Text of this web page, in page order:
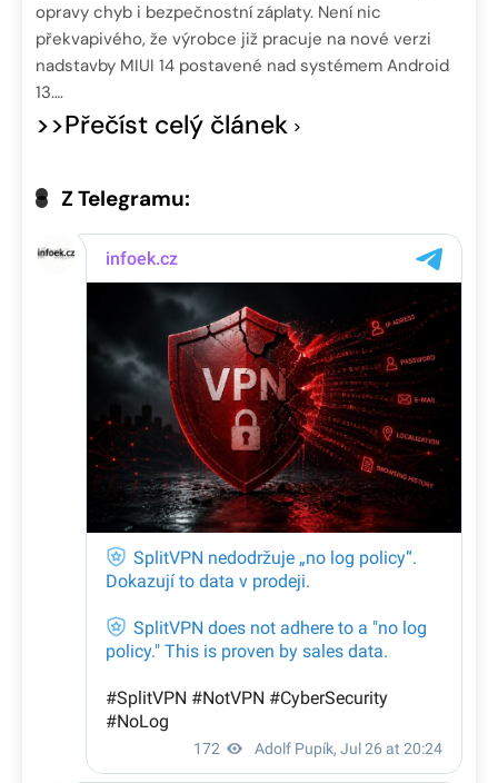
opravy chyb i bezpečnostní záplaty. Není nic
překvapivého, že výrobce již pracuje na nové verzi
nadstavby MIUI 14 postavené nad systémem Android
13….
>>Přečíst celý článek
Z Telegramu: